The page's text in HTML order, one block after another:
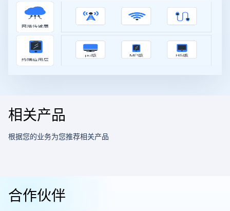
相关产品
根据您的业务为您推荐相关产品
合作伙伴